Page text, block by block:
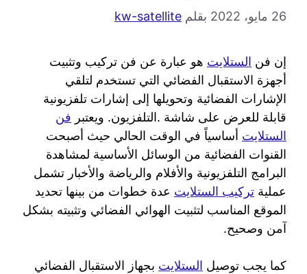
26 مايو، 2022 بقلم kw-satellite
إن فن الستلايت هو عبارة عن فن تركيب وتثبيت
أجهزة الاستقبال الفضائي التي تستخدم لتلقي
الإشارات الفضائية وتحويلها إلى إشارات تلفزيونية
قابلة للعرض على شاشة .التلفزيون. ويعتبر فن
الستلايت أساسياً في الوقت الحالي حيث أصبحت
القنوات الفضائية من الوسائل الأساسية لمشاهدة
البرامج التلفزيونية والأفلام والرياضة والأخبار تشمل
عملية تركيب الستلايت عدة خطوات من بينها تحديد
الموقع المناسب لتثبيت الهوائي الفضائي وتثبيته بشكل
آمن وصحيح.
كما يجب توصيل الستلايت بجهاز الاستقبال الفضائي